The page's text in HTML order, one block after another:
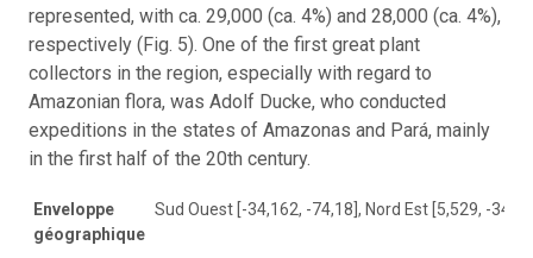
represented, with ca. 29,000 (ca. 4%) and 28,000 (ca. 4%),
respectively (Fig. 5). One of the first great plant
collectors in the region, especially with regard to
Amazonian flora, was Adolf Ducke, who conducted
expeditions in the states of Amazonas and Pará, mainly
in the first half of the 20th century.
Enveloppe
géographique
Sud Ouest [-34,162, -74,18], Nord Est [5,529, -